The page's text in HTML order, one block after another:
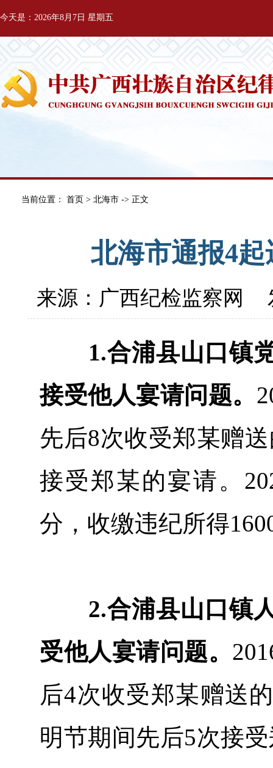
今天是：2026年8月7日 星期五
当前位置： 首页 > 北海市 -> 正文
北海市通报4
来源：广西纪检监察网
1.合浦县山口镇
接受他人宴请问题。
先后8次收受郑某赠
接受郑某的宴请。
分，收缴违纪所得
2.合浦县山口镇
受他人宴请问题。
后4次收受郑某赠送
明节期间先后5次接